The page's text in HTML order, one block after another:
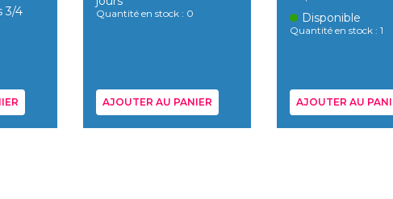
3/4
Quantité en stock : 0
AJOUTER AU PANIER
Disponible
Quantité en stock : 1
AJOUTER AU